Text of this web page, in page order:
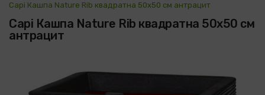
Capi Кашпа Nature Rib квадратна 50x50 см антрацит
Capi Кашпа Nature Rib квадратна 50x50 см
антрацит
галерията